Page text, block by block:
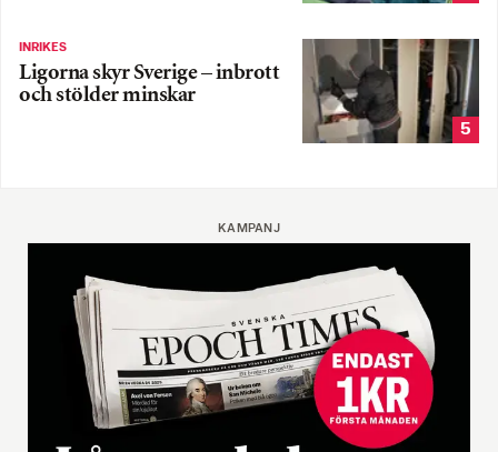
INRIKES
Ligorna skyr Sverige – inbrott
och stölder minskar
5
KAMPANJ